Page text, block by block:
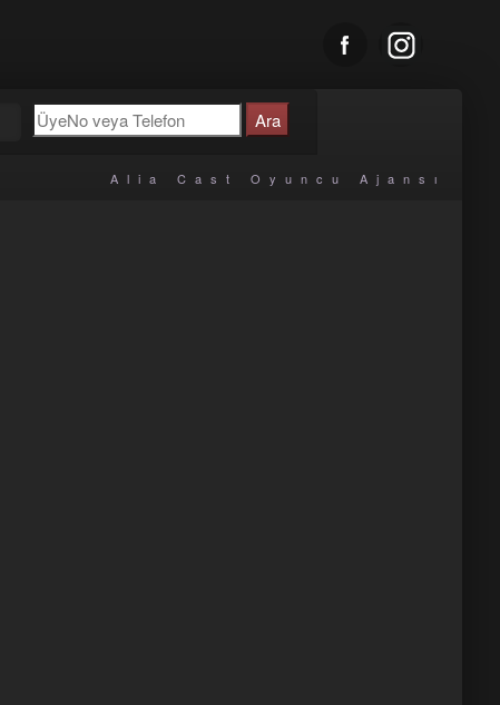
Alia Cast Oyuncu Ajansı